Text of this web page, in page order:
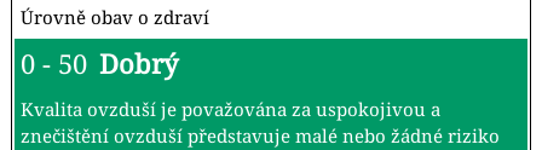
Úrovně obav o zdraví
0 - 50 Dobrý
Kvalita ovzduší je považována za uspokojivou a
znečištění ovzduší představuje malé nebo žádné riziko